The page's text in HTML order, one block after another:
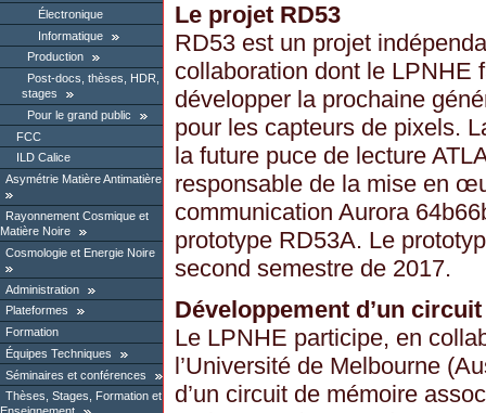
Électronique
Informatique
Production
Post-docs, thèses, HDR,
stages
Pour le grand public
FCC
ILD Calice
Asymétrie Matière Antimatière
Rayonnement Cosmique et
Matière Noire
Cosmologie et Energie Noire
Administration
Plateformes
Formation
Équipes Techniques
Séminaires et conférences
Thèses, Stages, Formation et
Le projet RD53
RD53 est un projet
collaboration dont le LPNHE
développer la prochaine
pour les capteurs de pixels.
la future puce de lecture
responsable de la mise en
communication Aurora
prototype RD53A. Le
second semestre de 2017.
Développement d’un
Le LPNHE participe, en
l’Université de Melbourne
d’un circuit de mémoire